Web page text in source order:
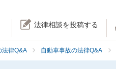
法律相談を投稿する
法律Q&A 自動車事故の法律Q&A